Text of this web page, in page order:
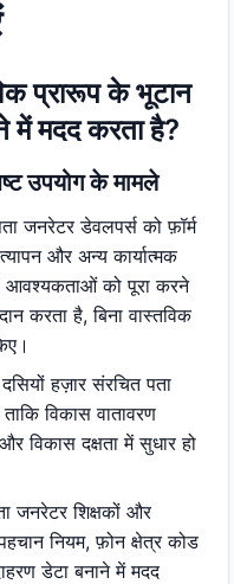
प्रारूप के भूटान
मदद करता है?
उपयोग के मामले
जनरेटर डेवलपर्स को फ़ॉर्म
और अन्य कार्यात्मक
आवश्यकताओं को पूरा करने
करता है, बिना वास्तविक
हज़ार संरचित पता
विकास वातावरण
विकास दक्षता में सुधार हो
जनरेटर शिक्षकों और
नियम, फ़ोन क्षेत्र कोड
डेटा बनाने में मदद